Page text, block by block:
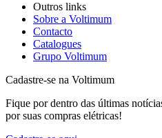
Outros links
Sobre a Voltimum
Contacto
Catalogues
Grupo Voltimum
Cadastre-se na Voltimum
Fique por dentro das últimas
por suas compras elétricas!